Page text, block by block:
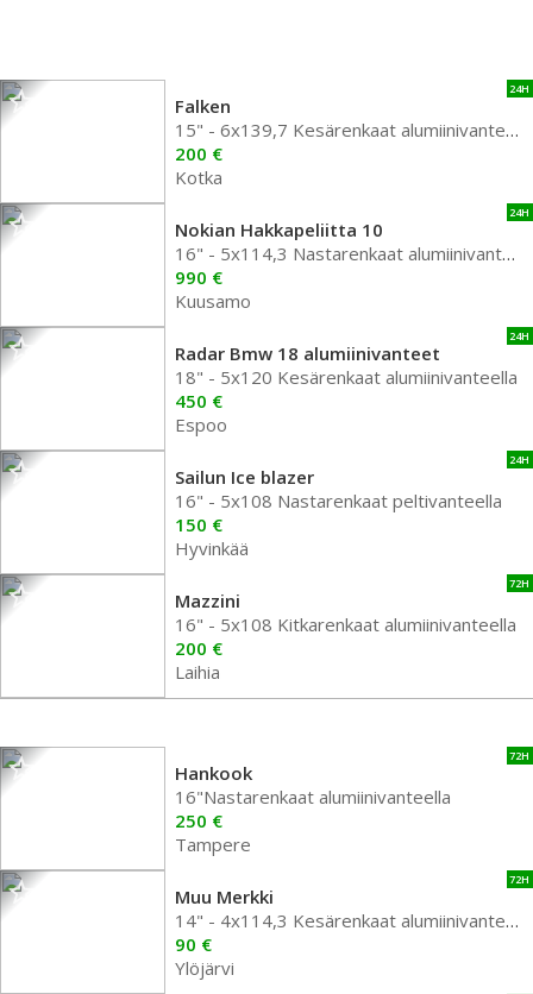
24H
Falken
15" - 6x139,7 Kesärenkaat alumiinivanteella
200 €
Kotka
24H
Nokian Hakkapeliitta 10
16" - 5x114,3 Nastarenkaat alumiinivanteella
990 €
Kuusamo
24H
Radar Bmw 18 alumiinivanteet
18" - 5x120 Kesärenkaat alumiinivanteella
450 €
Espoo
24H
Sailun Ice blazer
16" - 5x108 Nastarenkaat peltivanteella
150 €
Hyvinkää
72H
Mazzini
16" - 5x108 Kitkarenkaat alumiinivanteella
200 €
Laihia
72H
Hankook
16"Nastarenkaat alumiinivanteella
250 €
Tampere
72H
Muu Merkki
14" - 4x114,3 Kesärenkaat alumiinivanteella
90 €
Ylöjärvi